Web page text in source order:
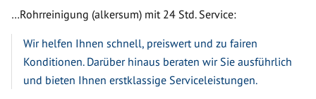
…Rohrreinigung (alkersum) mit 24 Std. Service:
Wir helfen Ihnen schnell, preiswert und zu fairen
Konditionen. Darüber hinaus beraten wir Sie ausführlich
und bieten Ihnen erstklassige Serviceleistungen.